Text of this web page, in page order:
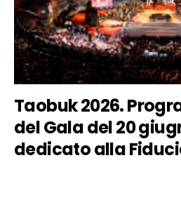
Taobuk 2026.
del Gala del 20
dedicato alla